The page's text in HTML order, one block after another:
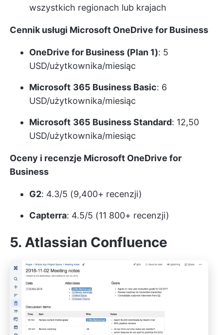
wszystkich regionach lub krajach
Cennik usługi Microsoft OneDrive for Business
OneDrive for Business (Plan 1): 5
USD/użytkownika/miesiąc
Microsoft 365 Business Basic: 6
USD/użytkownika/miesiąc
Microsoft 365 Business Standard: 12,50
USD/użytkownika/miesiąc
Oceny i recenzje Microsoft OneDrive for
Business
G2: 4.3/5 (9,400+ recenzji)
Capterra: 4.5/5 (11 800+ recenzji)
5. Atlassian Confluence